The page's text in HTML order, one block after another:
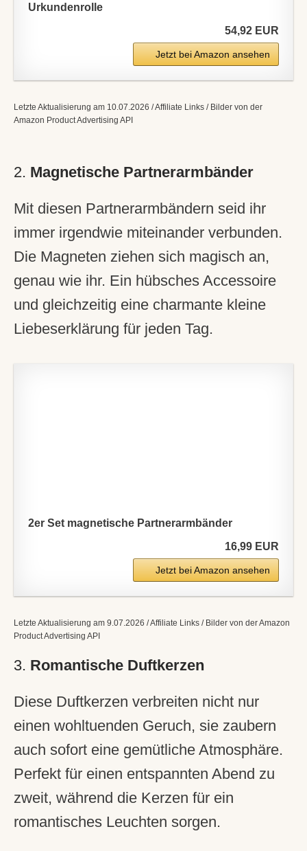
Urkundenrolle
54,92 EUR
Jetzt bei Amazon ansehen
Letzte Aktualisierung am 10.07.2026 / Affiliate Links / Bilder von der
Amazon Product Advertising API
2. Magnetische Partnerarmbänder
Mit diesen Partnerarmbändern seid ihr
immer irgendwie miteinander verbunden.
Die Magneten ziehen sich magisch an,
genau wie ihr. Ein hübsches Accessoire
und gleichzeitig eine charmante kleine
Liebeserklärung für jeden Tag.
2er Set magnetische Partnerarmbänder
16,99 EUR
Jetzt bei Amazon ansehen
Letzte Aktualisierung am 9.07.2026 / Affiliate Links / Bilder von der Amazon
Product Advertising API
3. Romantische Duftkerzen
Diese Duftkerzen verbreiten nicht nur
einen wohltuenden Geruch, sie zaubern
auch sofort eine gemütliche Atmosphäre.
Perfekt für einen entspannten Abend zu
zweit, während die Kerzen für ein
romantisches Leuchten sorgen.